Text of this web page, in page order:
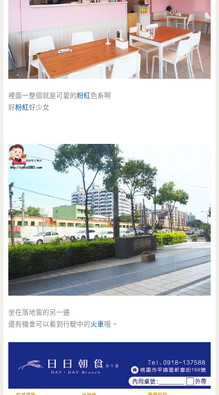
裡面一整個就是可愛的粉紅色系啊
好粉紅好少女
坐在落地窗的另一邊
還有機會可以看到行駛中的火車哦 ~